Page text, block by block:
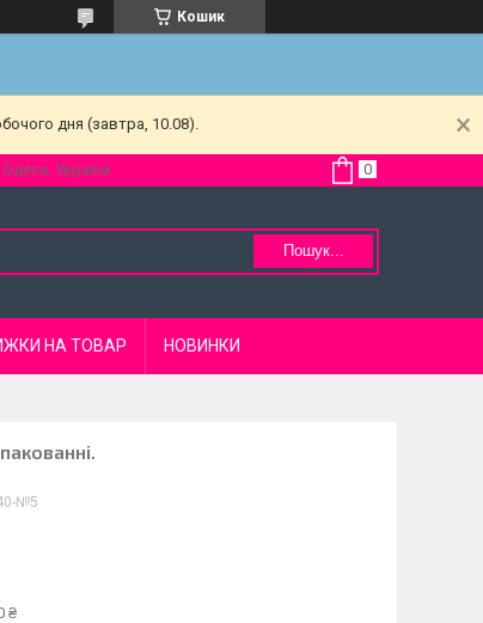
Кошик
дня (завтра, 10.08).
Одеса, Україна
Пошук...
НА ТОВАР НОВИНКИ
№5
₴